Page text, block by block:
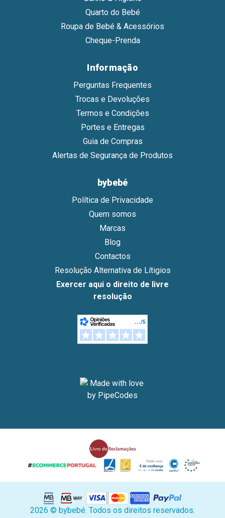
Quarto do Bebé
Roupa de Bebé & Acessórios
Cheque-Prenda
Informação
Perguntas Frequentes
Trocas e Devoluções
Termos e Condições
Portes e Entregas
Guia de Compras
Alertas de Segurança de Produtos
bybebé
Política de Privacidade
Quem somos
Marcas
Blog
Contactos
Resolução Alternativa de Lítigios
Exercer aqui o direito de livre
resolução
2026 © bybebé. Todos os direitos reservados.